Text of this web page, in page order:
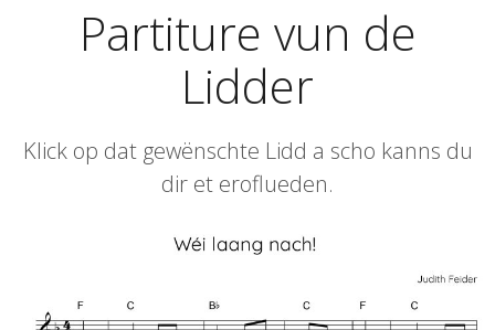
Partiture vun de
Lidder
Klick op dat gewënschte Lidd a scho kanns du
dir et eroflueden.